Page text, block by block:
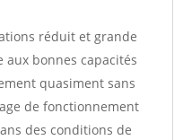
réduit et grande
bonnes capacités
quasiment sans
de fonctionnement
des conditions de